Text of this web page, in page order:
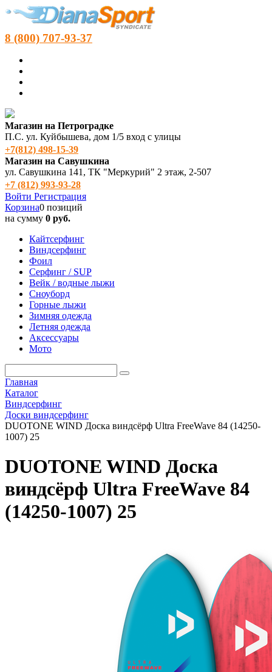
8 (800) 707-93-37
Магазин на Петроградке
П.С. ул. Куйбышева, дом 1/5 вход с улицы
+7(812) 498‑15-39
Магазин на Савушкина
ул. Савушкина 141, ТК "Меркурий" 2 этаж, 2-507
+7 (812) 993-93-28
Войти Регистрация
Корзина0 позиций
на сумму 0 руб.
Кайтсерфинг
Виндсерфинг
Фоил
Серфинг / SUP
Вейк / водные лыжи
Сноуборд
Горные лыжи
Зимняя одежда
Летняя одежда
Аксессуары
Мото
Главная
Каталог
Виндсерфинг
Доски виндсерфинг
DUOTONE WIND Доска виндсёрф Ultra FreeWave 84 (14250-
1007) 25
DUOTONE WIND Доска
виндсёрф Ultra FreeWave 84
(14250-1007) 25